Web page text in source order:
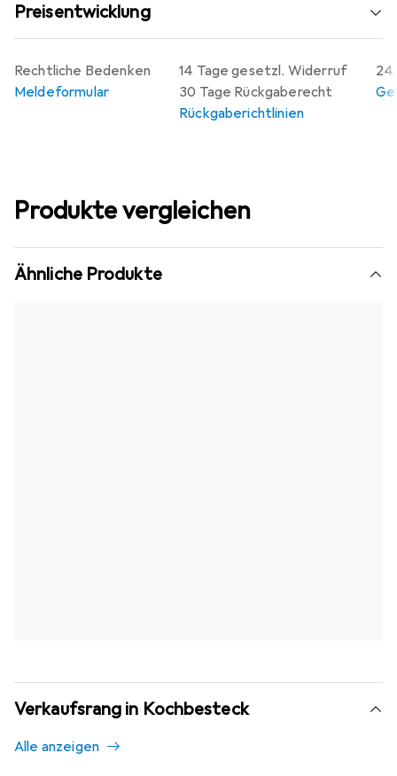
Preisentwicklung
14 Tage gesetzl. Widerruf
30 Tage Rückgaberecht
Rückgaberichtlinien
24
Rechtliche Bedenken
Meldeformular
Produkte vergleichen
Ähnliche Produkte
Verkaufsrang in Kochbesteck
Alle anzeigen